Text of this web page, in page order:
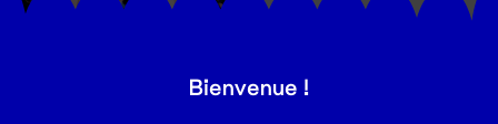
Bienvenue !